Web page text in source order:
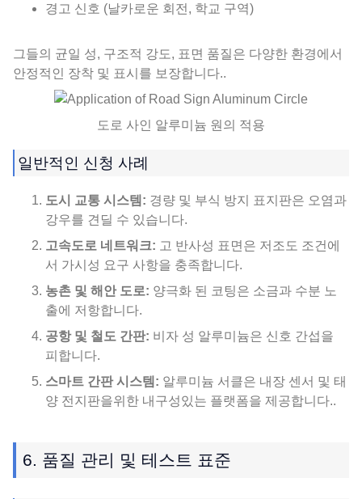
경고 신호 (날카로운 회전, 학교 구역)
그들의 균일 성, 구조적 강도, 표면 품질은 다양한 환경에서
안정적인 장착 및 표시를 보장합니다..
도로 사인 알루미늄 원의 적용
일반적인 신청 사례
도시 교통 시스템: 경량 및 부식 방지 표지판은 오염과
강우를 견딜 수 있습니다.
고속도로 네트워크: 고 반사성 표면은 저조도 조건에
서 가시성 요구 사항을 충족합니다.
농촌 및 해안 도로: 양극화 된 코팅은 소금과 수분 노
출에 저항합니다.
공항 및 철도 간판: 비자 성 알루미늄은 신호 간섭을
피합니다.
스마트 간판 시스템: 알루미늄 서클은 내장 센서 및 태
양 전지판을위한 내구성있는 플랫폼을 제공합니다..
6. 품질 관리 및 테스트 표준